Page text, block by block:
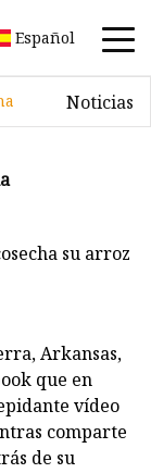
Español
Noticias
su arroz
Arkansas,
que en
vídeo
comparte
de su